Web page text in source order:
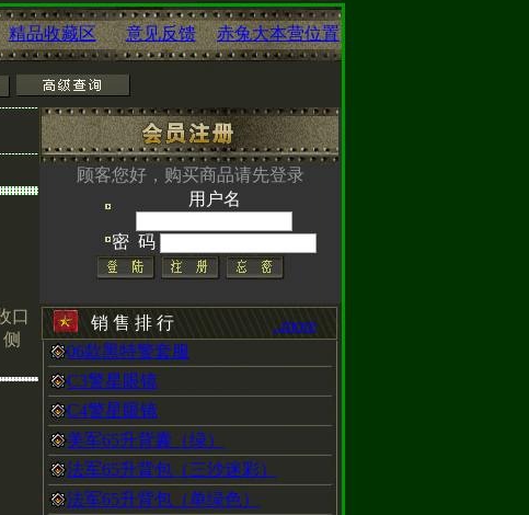
现已经开启您可点
可以在赤兔动态
衫，黑色沙色两种
精品收藏区 意见反馈 赤兔大本营位置
口
顾客您好，购买商品请先登录
用户名
密 码
销 售 排 行
..more
06款黑特警套服
C3警星眼镜
C4警星眼镜
美军65升背囊（绿）
法军65升背包（三沙迷彩）
法军65升背包（单绿色）